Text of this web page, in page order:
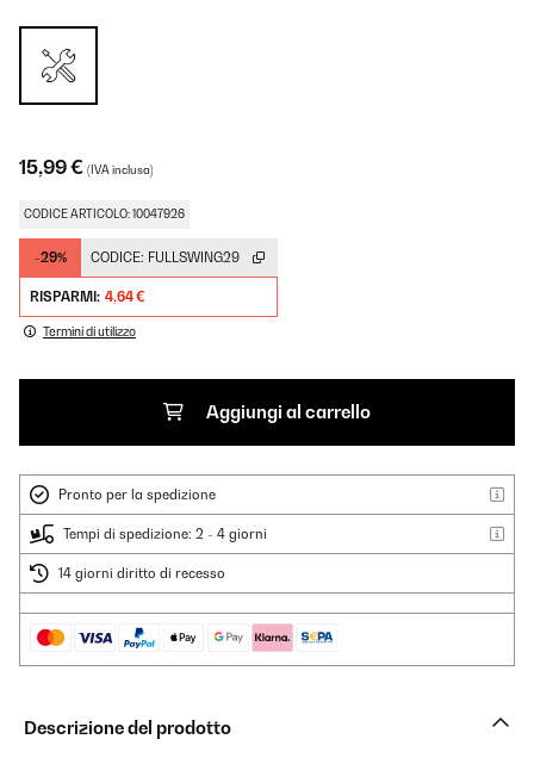
15,99 € (IVA inclusa)
CODICE ARTICOLO: 10047926
-29% CODICE: FULLSWING29
RISPARMI: 4,64 €
Termini di utilizzo
Aggiungi al carrello
Pronto per la spedizione
Tempi di spedizione: 2 - 4 giorni
14 giorni diritto di recesso
Descrizione del prodotto